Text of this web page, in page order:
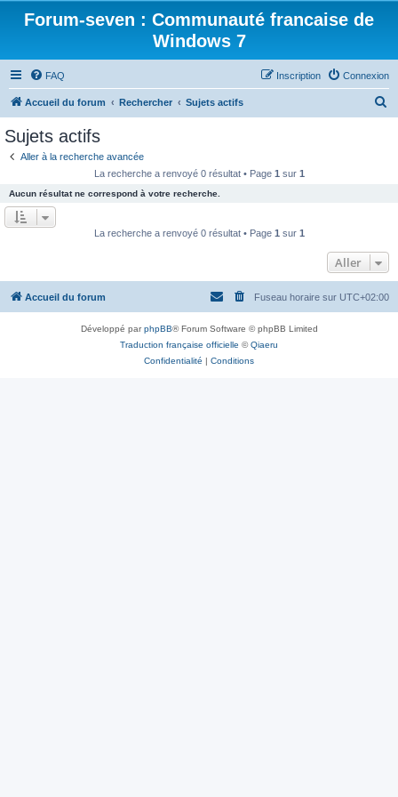
Forum-seven : Communauté francaise de
Windows 7
FAQ Connexion
Inscription
Accueil du forum Rechercher Sujets actifs
e
r
Sujets actifs
Aller à la recherche avancée
La recherche a renvoyé 0 résultat • Page 1 sur 1
Aucun résultat ne correspond à votre recherche.
La recherche a renvoyé 0 résultat • Page 1 sur 1
Aller
Accueil du forum Fuseau horaire sur UTC+02:00
Développé parphpBB® Forum Software © phpBB Limited
Traduction française officielle ©Qiaeru
Confidentialité | Conditions